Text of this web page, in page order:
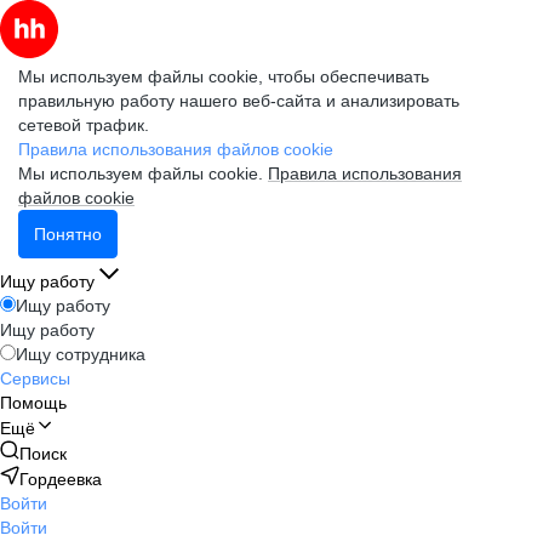
Мы используем файлы cookie, чтобы обеспечивать
правильную работу нашего веб-сайта и анализировать
сетевой трафик.
Правила использования файлов cookie
Мы используем файлы cookie. Правила использования
файлов cookie
Понятно
Ищу работу
Ищу работу
Ищу работу
Ищу сотрудника
Сервисы
Помощь
Ещё
Поиск
Гордеевка
Войти
Войти